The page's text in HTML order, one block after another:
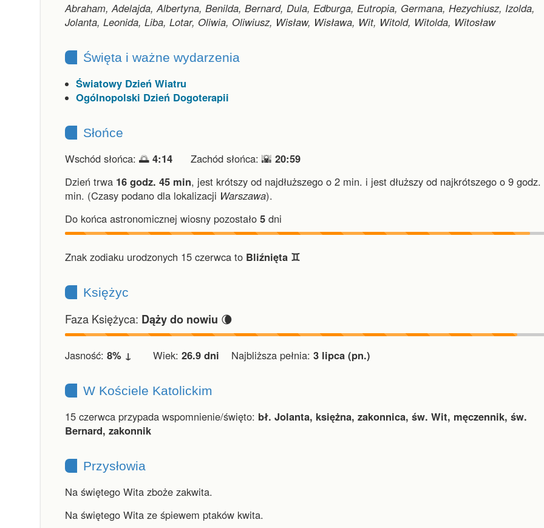
Abraham, Adelajda, Albertyna, Benilda, Bernard, Dula, Edburga, Eutropia, Germana, Hezychiusz, Izolda,
Jolanta, Leonida, Liba, Lotar, Oliwia, Oliwiusz, Wisław, Wisława, Wit, Witold, Witolda, Witosław
Święta i ważne wydarzenia
Światowy Dzień Wiatru
Ogólnopolski Dzień Dogoterapii
Słońce
Wschód słońca: 🌅 4:14 Zachód słońca: 🌇 20:59
Dzień trwa 16 godz. 45 min, jest krótszy od najdłuższego o 2 min. i jest dłuższy od najkrótszego o 9
min. (Czasy podano dla lokalizacji Warszawa).
Do końca astronomicznej wiosny pozostało 5 dni
Znak zodiaku urodzonych 15 czerwca to Bliźnięta ♊︎
Księżyc
Faza Księżyca: Dąży do nowiu 🌘
Jasność: 8% ↓ Wiek: 26.9 dni Najbliższa pełnia: 3 lipca (pn.)
W Kościele Katolickim
15 czerwca przypada wspomnienie/święto: bł. Jolanta, księżna, zakonnica, św. Wit, męczennik, św.
Bernard, zakonnik
Przysłowia
Na świętego Wita zboże zakwita.
Na świętego Wita ze śpiewem ptaków kwita.